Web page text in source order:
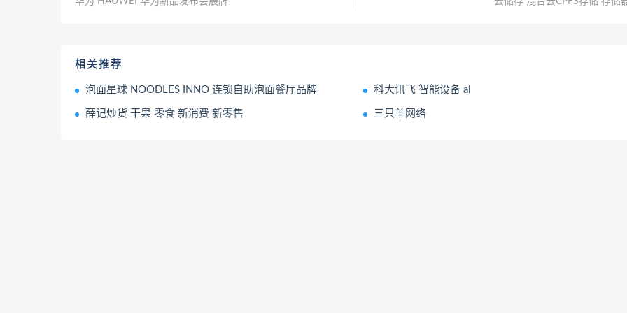
相关推荐
泡面星球 NOODLES INNO 连锁自助泡面餐厅品牌 科大讯飞 智能设备 ai
薛记炒货 干果 零食 新消费 新零售 三只羊网络